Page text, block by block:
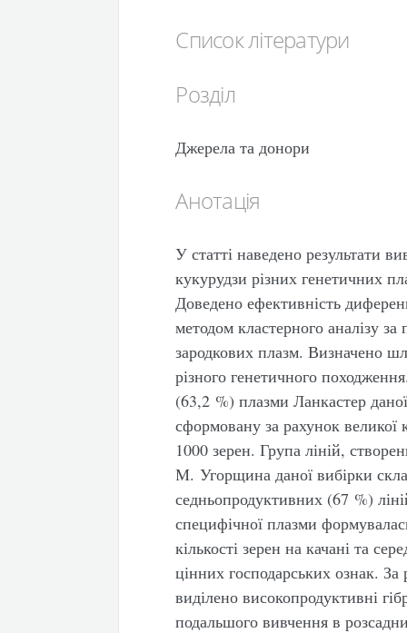
Список літератури
Розділ
Джерела та донори
Анотація
У статті наведено результати
кукурудзи різних генетичних
Доведено ефективність
методом кластерного аналізу
зародкових плазм. Визначено
різного генетичного
(63,2 %) плазми Ланкастер
сформовану за рахунок великої
1000 зерен. Група ліній,
М. Угорщина даної вибірки
седньопродуктивних (67 %)
специфічної плазми
кількості зерен на качані та
цінних господарських ознак.
виділено високопродуктивні
подальшого вивчення в